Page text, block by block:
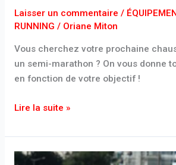
Laisser un commentaire /
RUNNING / Oriane Miton
Vous cherchez votre prochaine
un semi-marathon ? On vous donne
en fonction de votre objectif !
Lire la suite »
Semi